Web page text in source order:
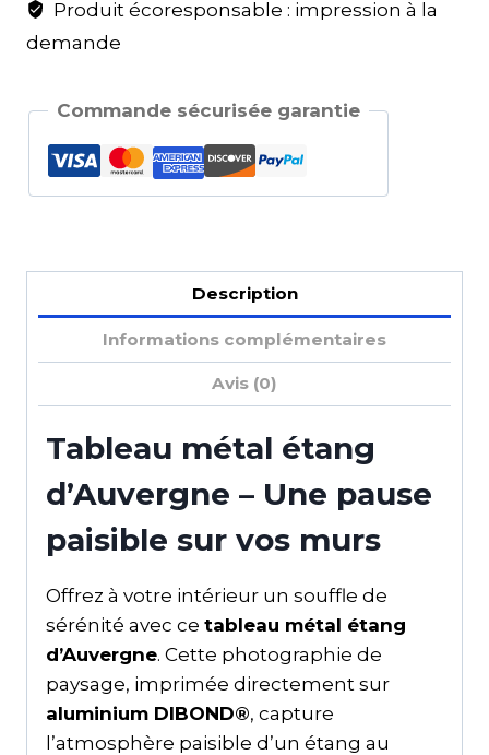
Produit écoresponsable : impression à la
demande
Commande sécurisée garantie
Description
Informations complémentaires
Avis (0)
Tableau métal étang
d’Auvergne – Une pause
paisible sur vos murs
Offrez à votre intérieur un souffle de
sérénité avec ce tableau métal étang
d’Auvergne. Cette photographie de
paysage, imprimée directement sur
aluminium DIBOND®, capture
l’atmosphère paisible d’un étang au